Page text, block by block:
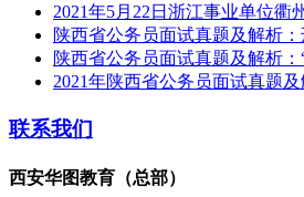
2021年5月22日浙江事业单位衢
陕西省公务员面试真题及解析
陕西省公务员面试真题及解析：
2021年陕西省公务员面试真题及
联系我们
西安华图教育（总部）